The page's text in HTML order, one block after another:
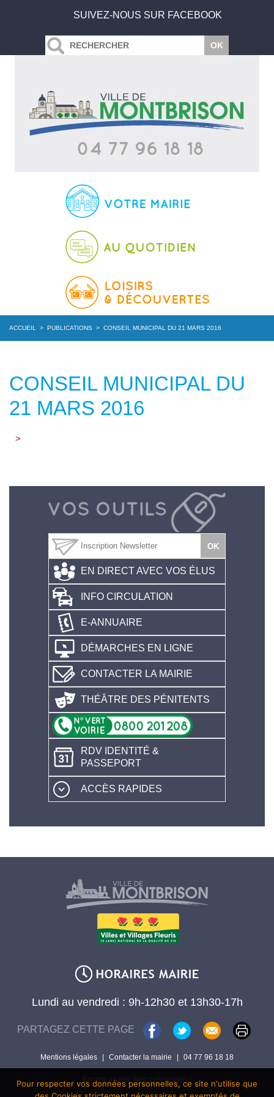
SUIVEZ-NOUS SUR FACEBOOK
ACCUEIL > PUBLICATIONS > CONSEIL MUNICIPAL DU 21 MARS 2016
CONSEIL MUNICIPAL DU
21 MARS 2016
>
EN DIRECT AVEC VOS ÉLUS
INFO CIRCULATION
E-ANNUAIRE
DÉMARCHES EN LIGNE
CONTACTER LA MAIRIE
THÉÂTRE DES PÉNITENTS
RDV IDENTITÉ &
PASSEPORT
ACCÈS RAPIDES
Lundi au vendredi : 9h-12h30 et 13h30-17h
PARTAGEZ CETTE PAGE
Mentions légales | Contacter la mairie | 04 77 96 18 18
Encore un site Web collectivités !
Pour respecter vos données personnelles, ce site n'utilise que